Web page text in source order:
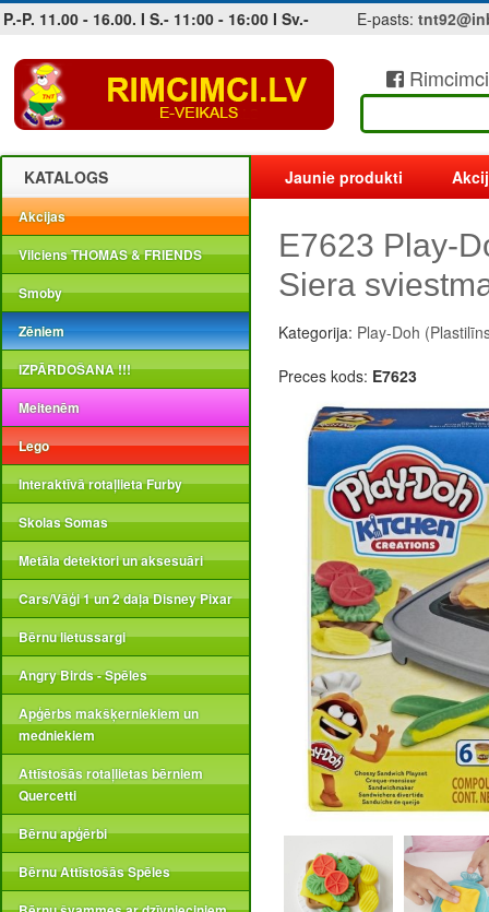
P.-P. 11.00 - 16.00. I S.- 11:00 - 16:00 I Sv.- E-pasts:
Jobs at sea and maritime vacancies
KATALOGS
Akcijas
Vilciens THOMAS & FRIENDS
Smoby
Zēniem
IZPĀRDOŠANA !!!
Meitenēm
Lego
Interaktīvā rotaļlieta Furby
Skolas Somas
Metāla detektori un aksesuāri
Cars/Vāģi 1 un 2 daļa Disney Pixar
Bērnu lietussargi
Angry Birds - Spēles
Apģērbs makšķerniekiem un
medniekiem
Attīstošās rotaļlietas bērniem
Quercetti
Bērnu apģērbi
Bērnu Attīstošās Spēles
Jaunie produkti
E7623 Play-
Siera
Kategorija: Play-Doh
Preces kods: E7623